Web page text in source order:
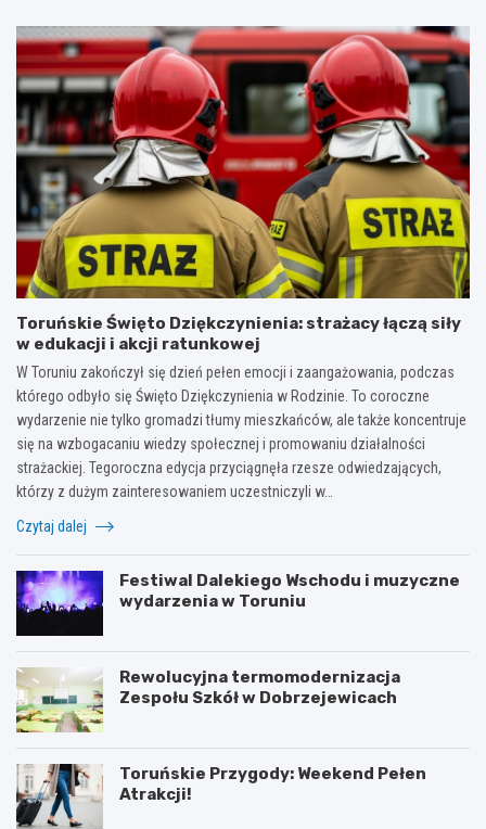
Toruńskie Święto Dziękczynienia: strażacy łączą siły
w edukacji i akcji ratunkowej
W Toruniu zakończył się dzień pełen emocji i zaangażowania, podczas
którego odbyło się Święto Dziękczynienia w Rodzinie. To coroczne
wydarzenie nie tylko gromadzi tłumy mieszkańców, ale także koncentruje
się na wzbogacaniu wiedzy społecznej i promowaniu działalności
strażackiej. Tegoroczna edycja przyciągnęła rzesze odwiedzających,
którzy z dużym zainteresowaniem uczestniczyli w…
Czytaj dalej
Festiwal Dalekiego Wschodu i muzyczne
wydarzenia w Toruniu
Rewolucyjna termomodernizacja
Zespołu Szkół w Dobrzejewicach
Toruńskie Przygody: Weekend Pełen
Atrakcji!